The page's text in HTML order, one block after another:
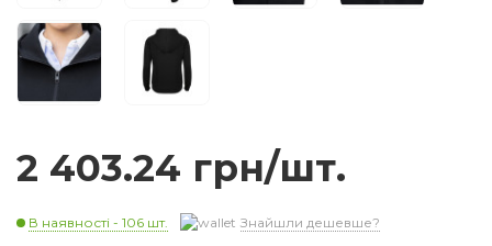
2 403.24 грн/шт.
В наявності - 106 шт. Знайшли дешевше?